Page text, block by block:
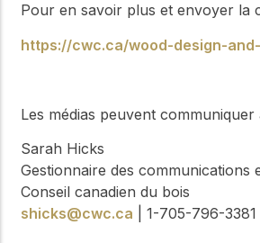
Pour en savoir plus et envoyer la
https://cwc.ca/wood-design-
Les médias peuvent communiquer
Sarah Hicks
Gestionnaire des communications
Conseil canadien du bois
shicks@cwc.ca | 1-705-796-3381